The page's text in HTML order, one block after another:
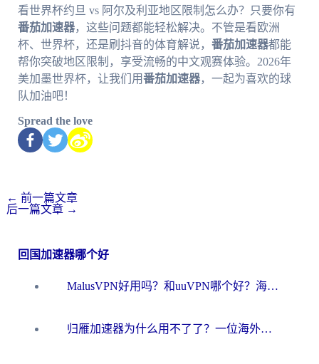
看世界杯约旦 vs 阿尔及利亚地区限制怎么办？只要你有
番茄加速器，这些问题都能轻松解决。不管是看欧洲
杯、世界杯，还是刷抖音的体育解说， 番茄加速器都能
帮你突破地区限制，享受流畅的中文观赛体验。2026年
美加墨世界杯，让我们用番茄加速器，一起为喜欢的球
队加油吧！
Spread the love
← 前一篇文章
后一篇文章 →
回国加速器哪个好
MalusVPN好用吗？和uuVPN哪个好？海外党无缝访问国内资源的真实对比与选择指南
归雁加速器为什么用不了了？一位海外游子的真实困惑与技术解答